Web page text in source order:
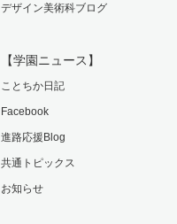
デザイン美術科ブログ
【学園ニュース】
ことちか日記
Facebook
進路応援Blog
共通トピックス
お知らせ